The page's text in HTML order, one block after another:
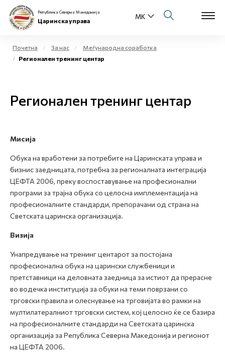
Физички лица
Open
Медиа центар
Контакт
Република Северна Македонија
Царинска управа
Почетна За нас
Меѓународна соработка
Регионален тренинг центар
Регионален тренинг центар
Мисија
Обука на вработени за потребите на Царинската управа и
бизнис заедницата, потребна за регионалната интеграција
ЦЕФТА 2006, преку воспоставување на професионални
програми за трајна обука со целосна имплементација на
професионалните стандарди, препорачани од страна на
Светската царинска организација.
Визија
Унапредување на тренинг центарот за постојана
професионална обука на царински службеници и
претставници на деловната заедница за истиот да прерасне
во водечка институција за обуки на теми поврзани со
трговски правила и олеснување на трговијата во рамки на
мултилатералниот трговски систем, кој целосно ќе се базира
на професионалните стандарди на Светската царинска
организација за Република Северна Македонија и регионот
на ЦЕФТА 2006.